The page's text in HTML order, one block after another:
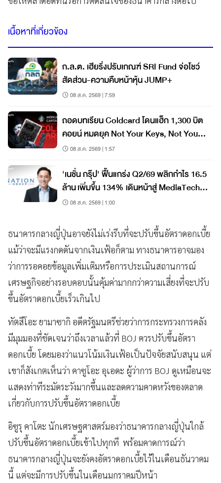
เนื้อหาที่เกี่ยวข้อง
ก.ล.ต. เฮียริ่งปรับเกณฑ์ SRI Fund จ่อโชว์
สัดส่วน-ความคืบหน้าหุ้น JUMP+
08 ส.ค. 2569 | 7:59
ถอดบทเรียน Coldcard โดนแฮ็ก 1,300 บิต
คอยน์ หมดยุค Not Your Keys, Not Your
Coins?
08 ส.ค. 2569 | 1:57
'เนชั่น กรุ๊ป' ฟื้นแกร่ง Q2/69 พลิกกำไร 16.5
ล้าน เพิ่มขึ้น 134% เดินหน้าสู่ MediaTech
เต็มรูปแบบ
08 ส.ค. 2569 | 1:00
ธนาคารกลางญี่ปุ่นอาจยังไม่เร่งรีบที่จะปรับขึ้นอัตราดอกเบี้ย
แม้ว่าจะมีแรงกดดันจากเงินเฟ้อก็ตาม ทางธนาคารอาจมอง
ว่าการรอคอยข้อมูลเพิ่มเติมหรือการประเมินสถานการณ์
เศรษฐกิจอย่างรอบคอบนั้นคุ้มค่ามากกว่าความเสี่ยงที่จะปรับ
ขึ้นอัตราดอกเบี้ยเร็วเกินไป
ทัตสึโอะ ยามาซากิ อดีตรัฐมนตรีช่วยว่าการกระทรวงการคลัง
มีมุมมองที่ชัดเจนว่าถึงเวลาแล้วที่ BOJ ควรปรับขึ้นอัตรา
ดอกเบี้ย โดยมองว่าแนวโน้มเงินเฟ้อเป็นปัจจัยสนับสนุน แต่
เขาก็สังเกตเห็นว่า คาซูโอะ อุเอดะ ผู้ว่าการ BOJ ดูเหมือนจะ
แสดงท่าทีระมัดระวังมากขึ้นและลดความคาดหวังของตลาด
เกี่ยวกับการปรับขึ้นอัตราดอกเบี้ย
อิซูรุ คาโตะ นักเศรษฐศาสตร์มองว่าธนาคารกลางญี่ปุ่นใกล้
ปรับขึ้นอัตราดอกเบี้ยเข้าไปทุกที พร้อมคาดการณ์ว่า
ธนาคารกลางญี่ปุ่นจะยังคงอัตราดอกเบี้ยไว้ในเดือนธันวาคม
นี้ แต่จะมีการปรับขึ้นในเดือนมกราคมปีหน้า